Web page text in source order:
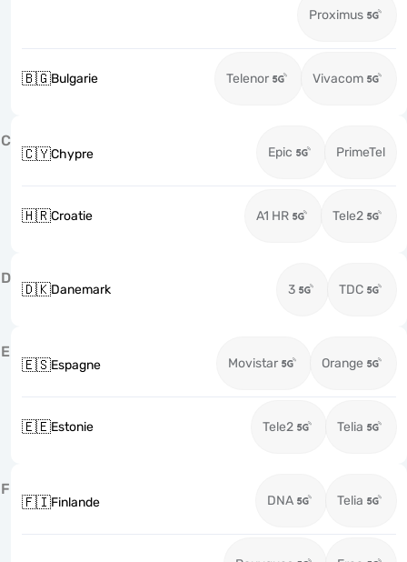
Proximus
🇧🇬Bulgarie Telenor Vivacom
C
🇨🇾Chypre Epic PrimeTel
🇭🇷Croatie A1 HR Tele2
D
🇩🇰Danemark 3 TDC
E
🇪🇸Espagne Movistar Orange
🇪🇪Estonie Tele2 Telia
F
🇫🇮Finlande DNA Telia